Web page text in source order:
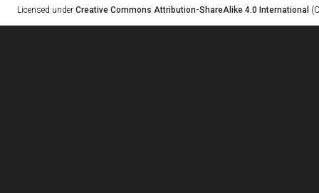
Licensed under Creative Commons Attribution-ShareAlike 4.0 International